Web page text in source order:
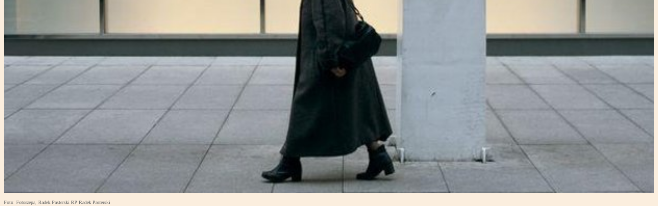
Foto: Fotorzepa, Radek Pasterski RP Radek Pasterski